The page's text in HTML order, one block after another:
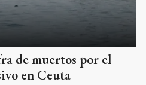
de muertos por el
en Ceuta